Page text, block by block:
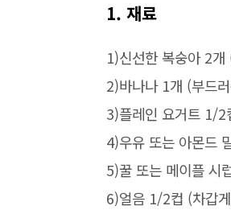
1. 재료
1)신선한 복숭아2개
2)바나나1개 (부드
3)플레인 요거트 1/2
4)우유 또는 아몬드
5)꿀 또는 메이플 시
6)얼음 1/2컵 (차갑